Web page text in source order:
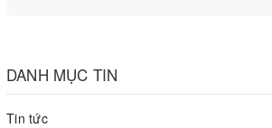
vật.
DANH MỤC TIN
Tin tức